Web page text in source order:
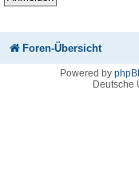
Foren-Übersicht
Powered by
Deutsche